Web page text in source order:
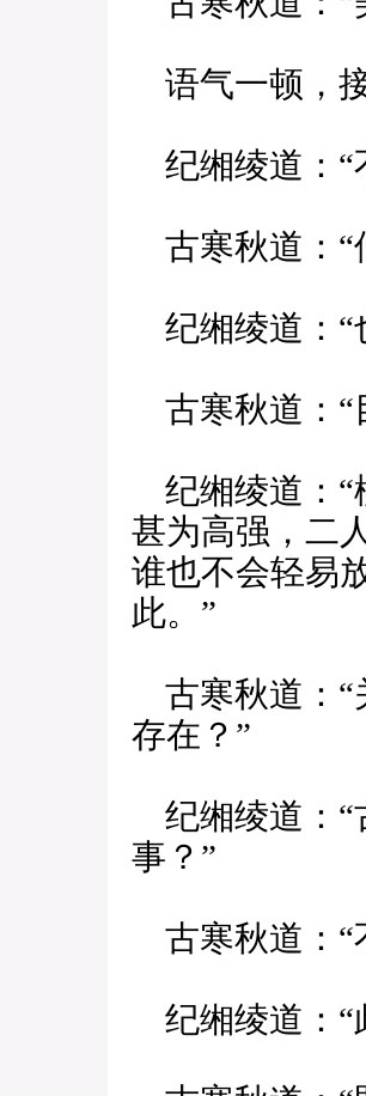
语气一顿，
纪缃绫道：“
古寒秋道：“
纪缃绫道：“
古寒秋道：“
纪缃绫道：“
甚为高强，二
谁也不会轻易
此。”
古寒秋道：“
存在？”
纪缃绫道：“
事？”
古寒秋道：“
纪缃绫道：“